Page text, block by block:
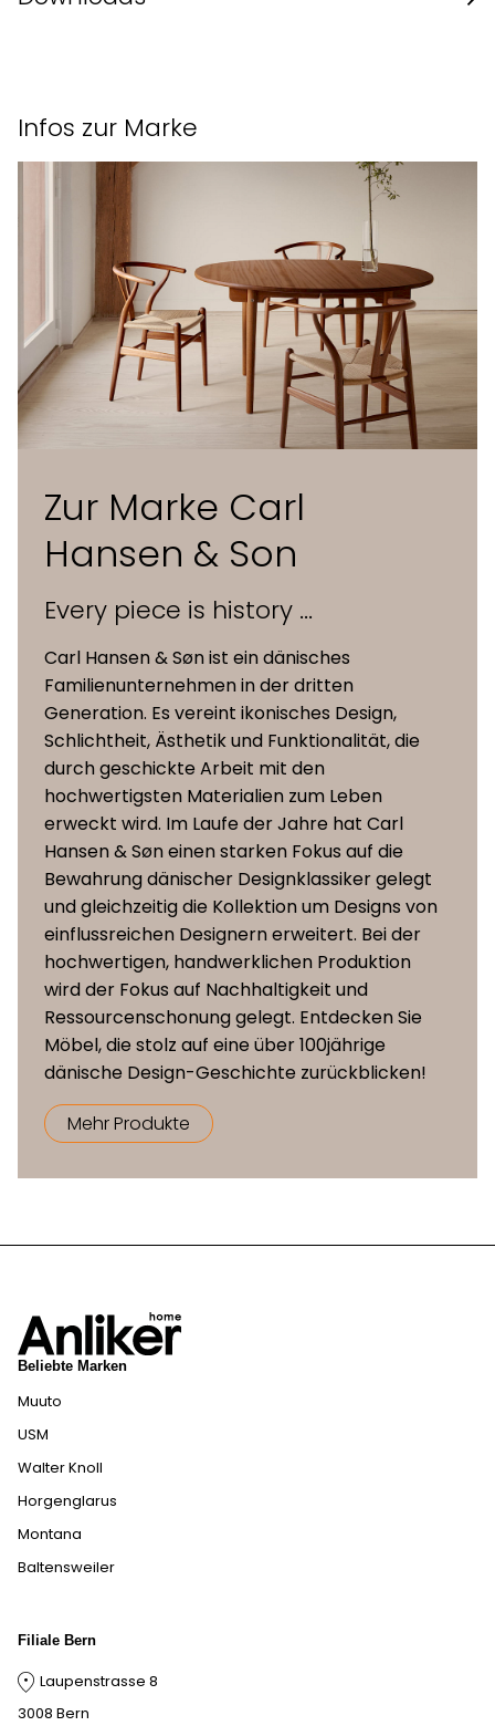
Infos zur Marke
Zur Marke Carl
Hansen & Son
Every piece is history ...
Carl Hansen & Søn ist ein dänisches
Familienunternehmen in der dritten
Generation. Es vereint ikonisches Design,
Schlichtheit, Ästhetik und Funktionalität, die
durch geschickte Arbeit mit den
hochwertigsten Materialien zum Leben
erweckt wird. Im Laufe der Jahre hat Carl
Hansen & Søn einen starken Fokus auf die
Bewahrung dänischer Designklassiker gelegt
und gleichzeitig die Kollektion um Designs von
einflussreichen Designern erweitert. Bei der
hochwertigen, handwerklichen Produktion
wird der Fokus auf Nachhaltigkeit und
Ressourcenschonung gelegt. Entdecken Sie
Möbel, die stolz auf eine über 100jährige
dänische Design-Geschichte zurückblicken!
Mehr Produkte
Beliebte Marken
Muuto
USM
Walter Knoll
Horgenglarus
Montana
Baltensweiler
Filiale Bern
Laupenstrasse 8
3008 Bern